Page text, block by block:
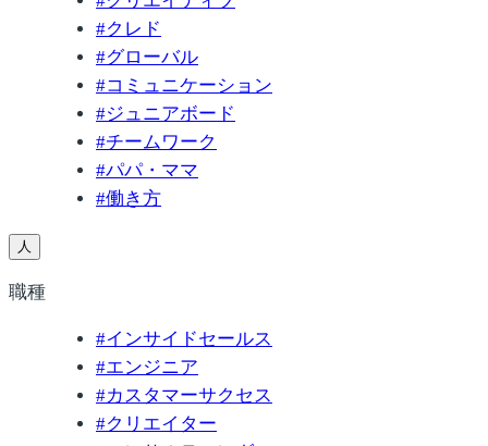
#クレド
#グローバル
#コミュニケーション
#ジュニアボード
#チームワーク
#パパ・ママ
#働き方
人
職種
#インサイドセールス
#エンジニア
#カスタマーサクセス
#クリエイター